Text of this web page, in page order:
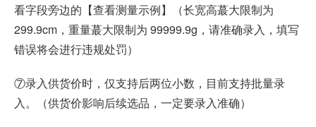
看字段旁边的【查看测量示例】（长宽高蕞大限制为
299.9cm，重量蕞大限制为 99999.9g，请准确录入，填写
错误将会进行违规处罚）
⑦录入供货价时，仅支持后两位小数，目前支持批量录
入。（供货价影响后续选品，一定要录入准确）